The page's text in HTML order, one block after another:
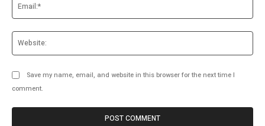
Save my name, email, and website in this browser for the next time I
comment.